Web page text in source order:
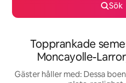
Sök
Topprankade
Moncayolle-
Gäster håller med: Dessa